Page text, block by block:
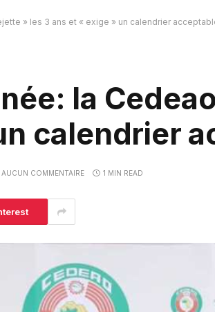
» les 3 ans et « exige » un calendrier
la
calendrier
AUCUN COMMENTAIRE 1 MIN READ